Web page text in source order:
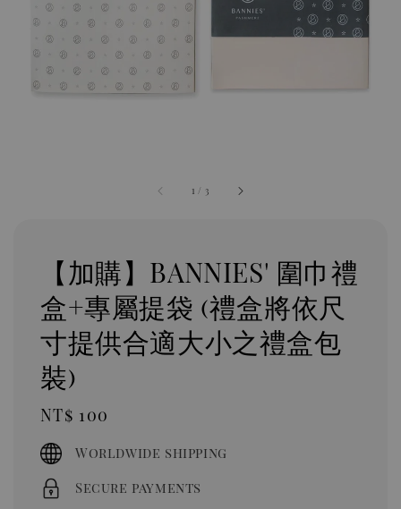
1 / 3
【加購】BANNIES' 圍巾禮
盒+專屬提袋 (禮盒將依尺
寸提供合適大小之禮盒包
裝)
Regular
price
NT$ 100
Worldwide shipping
Secure payments